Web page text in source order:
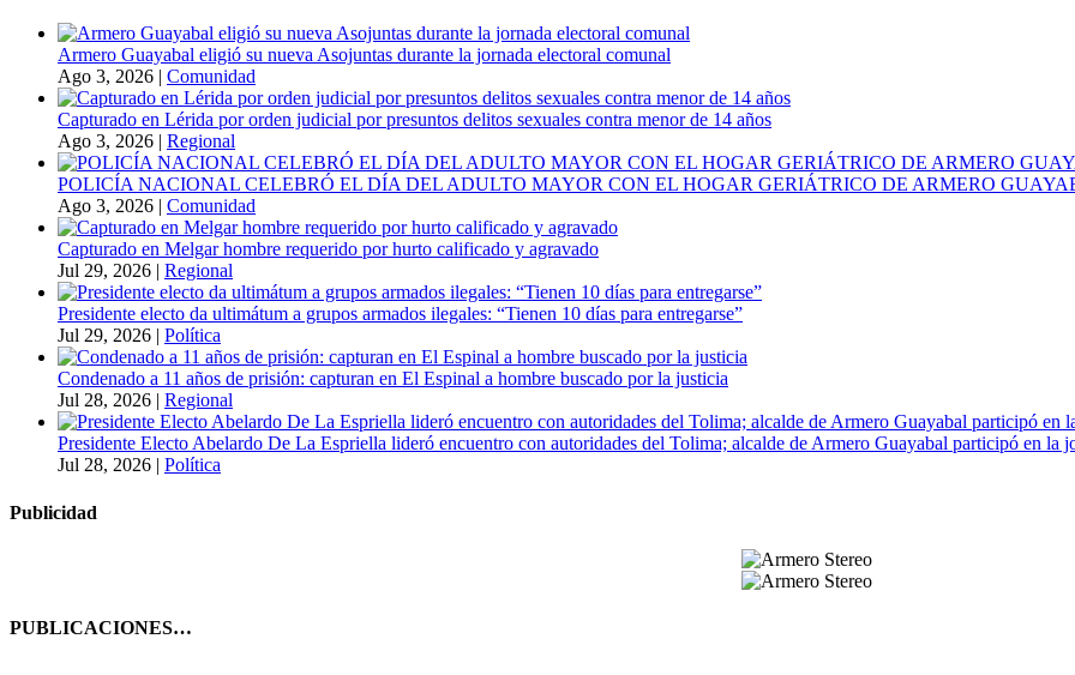
Armero Guayabal eligió su nueva Asojuntas durante la jornada electoral comunal
Ago 3, 2026 | Comunidad
Capturado en Lérida por orden judicial por presuntos delitos sexuales contra menor de 14 años
Ago 3, 2026 | Regional
POLICÍA NACIONAL CELEBRÓ EL DÍA DEL ADULTO MAYOR CON EL HOGAR GERIÁTRICO DE ARMERO
Ago 3, 2026 | Comunidad
Capturado en Melgar hombre requerido por hurto calificado y agravado
Jul 29, 2026 | Regional
Presidente electo da ultimátum a grupos armados ilegales: “Tienen 10 días para entregarse”
Jul 29, 2026 | Política
Condenado a 11 años de prisión: capturan en El Espinal a hombre buscado por la justicia
Jul 28, 2026 | Regional
Presidente Electo Abelardo De La Espriella lideró encuentro con autoridades del Tolima; alcalde de Armero Guayabal participó en la
Jul 28, 2026 | Política
Publicidad
PUBLICACIONES…